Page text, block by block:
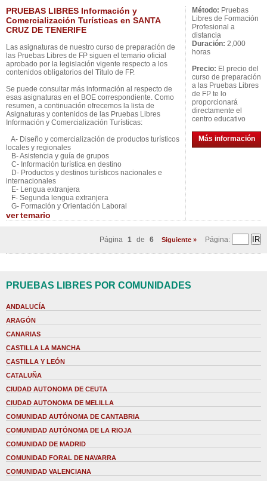
PRUEBAS LIBRES Información y
Comercialización Turísticas en SANTA
CRUZ DE TENERIFE
Las asignaturas de nuestro curso de preparación de
las Pruebas Libres de FP siguen el temario oficial
aprobado por la legislación vigente respecto a los
contenidos obligatorios del Título de FP.
Se puede consultar más información al respecto de
esas asignaturas en el BOE correspondiente. Como
resumen, a continuación ofrecemos la lista de
Asignaturas y contenidos de las Pruebas Libres
Información y Comercialización Turísticas:
A- Diseño y comercialización de productos turísticos
locales y regionales
B- Asistencia y guía de grupos
C- Información turística en destino
D- Productos y destinos turísticos nacionales e
internacionales
E- Lengua extranjera
F- Segunda lengua extranjera
G- Formación y Orientación Laboral
vertemario
Método: Pruebas
Libres de Formación
Profesional a
distancia
Duración: 2,000
horas
Precio: El precio del
curso de preparación
a las Pruebas Libres
de FP te lo
proporcionará
directamente el
centro educativo
Más información
Página 1 de 6 Siguiente » Página:
PRUEBAS LIBRES POR COMUNIDADES
ANDALUCÍA
ARAGÓN
CANARIAS
CASTILLA LA MANCHA
CASTILLA Y LEÓN
CATALUÑA
CIUDAD AUTONOMA DE CEUTA
CIUDAD AUTONOMA DE MELILLA
COMUNIDAD AUTÓNOMA DE CANTABRIA
COMUNIDAD AUTÓNOMA DE LA RIOJA
COMUNIDAD DE MADRID
COMUNIDAD FORAL DE NAVARRA
COMUNIDAD VALENCIANA